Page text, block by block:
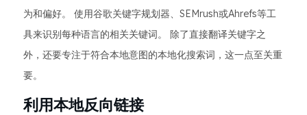
为和偏好。 使用谷歌关键字规划器、SEMrush或Ahrefs等工
具来识别每种语言的相关关键词。 除了直接翻译关键字之
外，还要专注于符合本地意图的本地化搜索词，这一点至关重
要。
利用本地反向链接